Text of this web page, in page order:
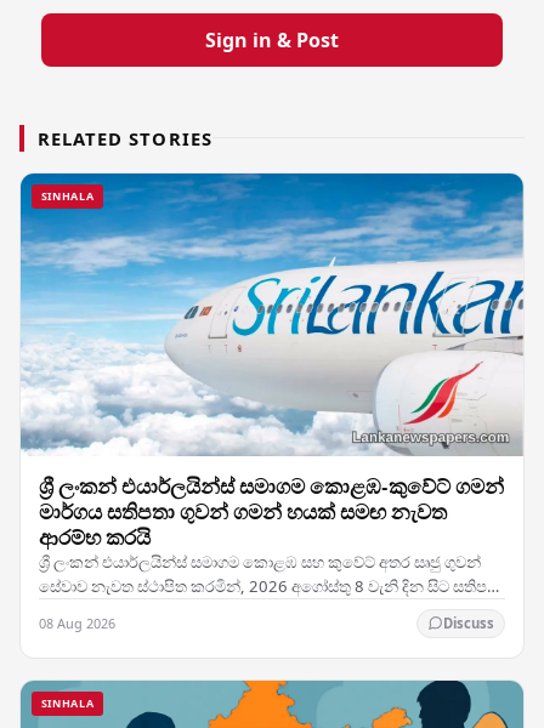
Sign in & Post
RELATED STORIES
SINHALA
ශ්‍රී ලංකන් එයාර්ලයින්ස් සමාගම කොළඹ-කුවේට් ගමන්
මාර්ගය සතිපතා ගුවන් ගමන් හයක් සමඟ නැවත
ආරම්භ කරයි
ශ්‍රී ලංකන් එයාර්ලයින්ස් සමාගම කොළඹ සහ කුවේට් අතර සෘජු ගුවන්
සේවාව නැවත ස්ථාපිත කරමින්, 2026 අගෝස්තු 8 වැනි දින සිට සතිපතා
08 Aug 2026 Discuss
SINHALA